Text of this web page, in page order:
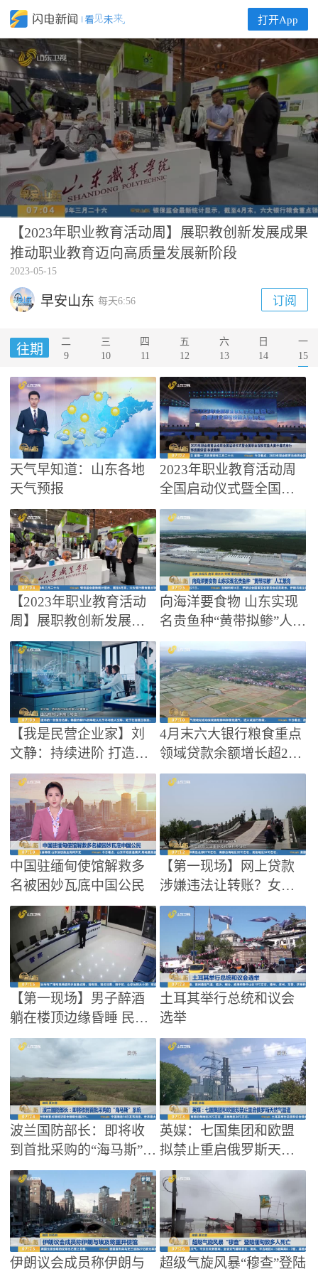
打开App
00:00 01:39
【2023年职业教育活动周】展职教创新发展成果
推动职业教育迈向高质量发展新阶段
2023-05-15
早安山东 每天6:56 订阅
往期
二
9
三
10
四
11
五
12
六
13
日
14
一
15
天气早知道：山东各地
天气预报
2023年职业教育活动周
全国启动仪式暨全国职
业院校技能大赛开幕式
举行 怀进鹏讲话 林武致
辞
【2023年职业教育活动
周】展职教创新发展成
果 推动职业教育迈向高
质量发展新阶段
向海洋要食物 山东实现
名贵鱼种“黄带拟鲹”人工
繁育
【我是民营企业家】刘
文静：持续进阶 打造世
界级医疗器械平台企业
4月末六大银行粮食重点
领域贷款余额增长超2
中国驻缅甸使馆解救多
名被困妙瓦底中国公民
【第一现场】网上贷款
涉嫌违法让转账？女子
求助民警当场揭穿骗局
【第一现场】男子醉酒
躺在楼顶边缘昏睡 民警
一把拽回救人一命
土耳其举行总统和议会
选举
波兰国防部长：即将收
到首批采购的“海马斯”系
统
英媒：七国集团和欧盟
拟禁止重启俄罗斯天然
气管道
伊朗议会成员称伊朗与 超级气旋风暴“穆查”登陆